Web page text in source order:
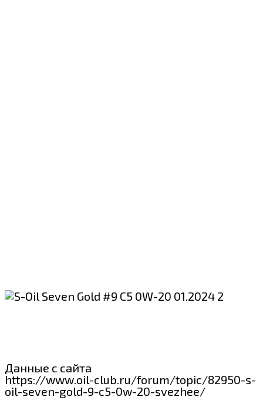
Данные с сайта
https://www.oil-club.ru/forum/topic/82950-s-
oil-seven-gold-9-c5-0w-20-svezhee/